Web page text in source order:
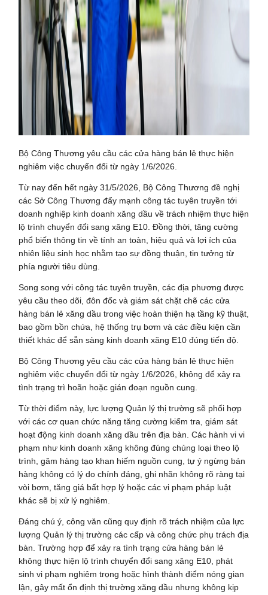
Bộ Công Thương yêu cầu các cửa hàng bán lẻ thực hiện
nghiêm việc chuyển đổi từ ngày 1/6/2026.
Từ nay đến hết ngày 31/5/2026, Bộ Công Thương đề nghị
các Sở Công Thương đẩy mạnh công tác tuyên truyền tới
doanh nghiệp kinh doanh xăng dầu về trách nhiệm thực hiện
lộ trình chuyển đổi sang xăng E10. Đồng thời, tăng cường
phổ biến thông tin về tính an toàn, hiệu quả và lợi ích của
nhiên liệu sinh học nhằm tạo sự đồng thuận, tin tưởng từ
phía người tiêu dùng.
Song song với công tác tuyên truyền, các địa phương được
yêu cầu theo dõi, đôn đốc và giám sát chặt chẽ các cửa
hàng bán lẻ xăng dầu trong việc hoàn thiện hạ tầng kỹ thuật,
bao gồm bồn chứa, hệ thống trụ bơm và các điều kiện cần
thiết khác để sẵn sàng kinh doanh xăng E10 đúng tiến độ.
Bộ Công Thương yêu cầu các cửa hàng bán lẻ thực hiện
nghiêm việc chuyển đổi từ ngày 1/6/2026, không để xảy ra
tình trạng trì hoãn hoặc gián đoạn nguồn cung.
Từ thời điểm này, lực lượng Quản lý thị trường sẽ phối hợp
với các cơ quan chức năng tăng cường kiểm tra, giám sát
hoạt động kinh doanh xăng dầu trên địa bàn. Các hành vi vi
phạm như kinh doanh xăng không đúng chủng loại theo lộ
trình, găm hàng tạo khan hiếm nguồn cung, tự ý ngừng bán
hàng không có lý do chính đáng, ghi nhãn không rõ ràng tại
vòi bơm, tăng giá bất hợp lý hoặc các vi phạm pháp luật
khác sẽ bị xử lý nghiêm.
Đáng chú ý, công văn cũng quy định rõ trách nhiệm của lực
lượng Quản lý thị trường các cấp và công chức phụ trách địa
bàn. Trường hợp để xảy ra tình trạng cửa hàng bán lẻ
không thực hiện lộ trình chuyển đổi sang xăng E10, phát
sinh vi phạm nghiêm trọng hoặc hình thành điểm nóng gian
lận, gây mất ổn định thị trường xăng dầu nhưng không kịp